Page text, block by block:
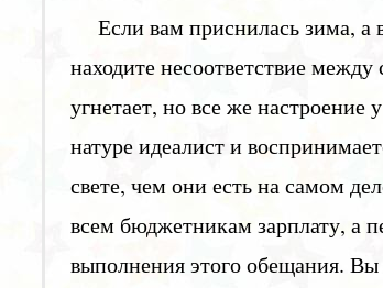
Если вам приснилась зима, а
находите несоответствие
угнетает, но все же
натуре идеалист и
свете, чем они есть на самом
всем бюджетникам зарплату, а
выполнения этого обещания.